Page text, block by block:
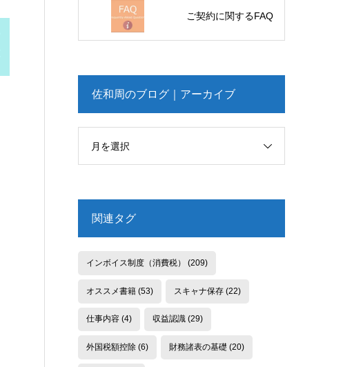
ご契約に関するFAQ
佐和周のブログ｜アーカイブ
月を選択
関連タグ
インボイス制度（消費税） (209)
オススメ書籍(53) スキャナ保存(22)
仕事内容(4) 収益認識(29)
外国税額控除(6) 財務諸表の基礎 (20)